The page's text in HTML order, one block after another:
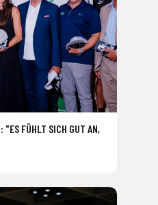
"ES FÜHLT SICH GUT AN,